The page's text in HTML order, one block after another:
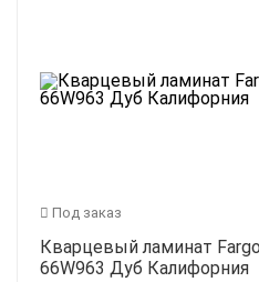
Под заказ
Кварцевый ламинат
66W963 Дуб Калифорния